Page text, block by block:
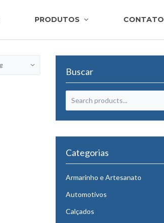
PRODUTOS CONTATO
Buscar
Categorias
Armarinho e Artesanato
Automotivos
Calçados